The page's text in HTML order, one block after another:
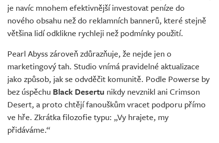
je navíc mnohem efektivnější investovat peníze do
nového obsahu než do reklamních bannerů, které stejně
většina lidí odklikne rychleji než podmínky použití.
Pearl Abyss zároveň zdůrazňuje, že nejde jen o
marketingový tah. Studio vnímá pravidelné aktualizace
jako způsob, jak se odvděčit komunitě. Podle Powerse by
bez úspěchu Black Desertu nikdy nevznikl ani Crimson
Desert, a proto chtějí fanouškům vracet podporu přímo
ve hře. Zkrátka filozofie typu: „Vy hrajete, my
přidáváme.“